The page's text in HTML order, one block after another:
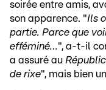
soirée entre amis,
son apparence. "Ils
partie. Parce que
efféminé…", a-t-il
a assuré au
de rixe", mais bien